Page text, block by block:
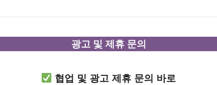
광고 및 제휴 문의
협업 및 광고 제휴 문의 바로